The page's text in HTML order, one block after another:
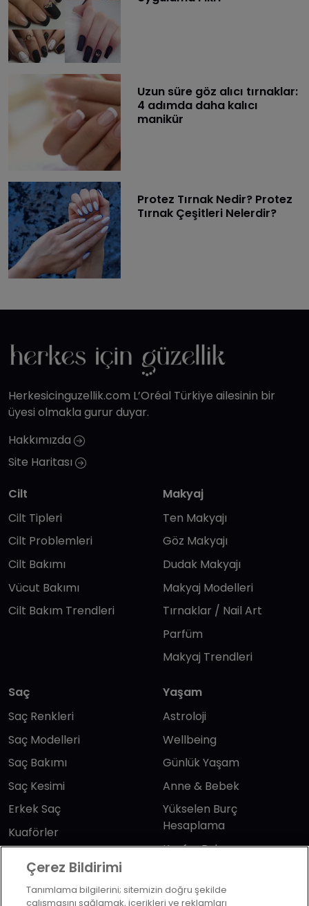
Uzun süre göz alıcı tırnaklar:
4 adımda daha kalıcı
manikür
Protez Tırnak Nedir? Protez
Tırnak Çeşitleri Nelerdir?
Herkesicinguzellik.com L’Oréal Türkiye ailesinin bir
üyesi olmakla gurur duyar.
Hakkımızda
Site Haritası
Cilt
Cilt Tipleri
Cilt Problemleri
Cilt Bakımı
Vücut Bakımı
Cilt Bakım Trendleri
Makyaj
Ten Makyajı
Göz Makyajı
Dudak Makyajı
Makyaj Modelleri
Tırnaklar / Nail Art
Parfüm
Makyaj Trendleri
Saç
Saç Renkleri
Saç Modelleri
Saç Bakımı
Saç Kesimi
Erkek Saç
Kuaförler
Yaşam
Astroloji
Wellbeing
Günlük Yaşam
Anne & Bebek
Yükselen Burç
Hesaplama
Kuafor Bulma
Bizi takip edin
Çerez Bildirimi
Tanımlama bilgilerini; sitemizin doğru şekilde
çalışmasını sağlamak, içerikleri ve reklamları